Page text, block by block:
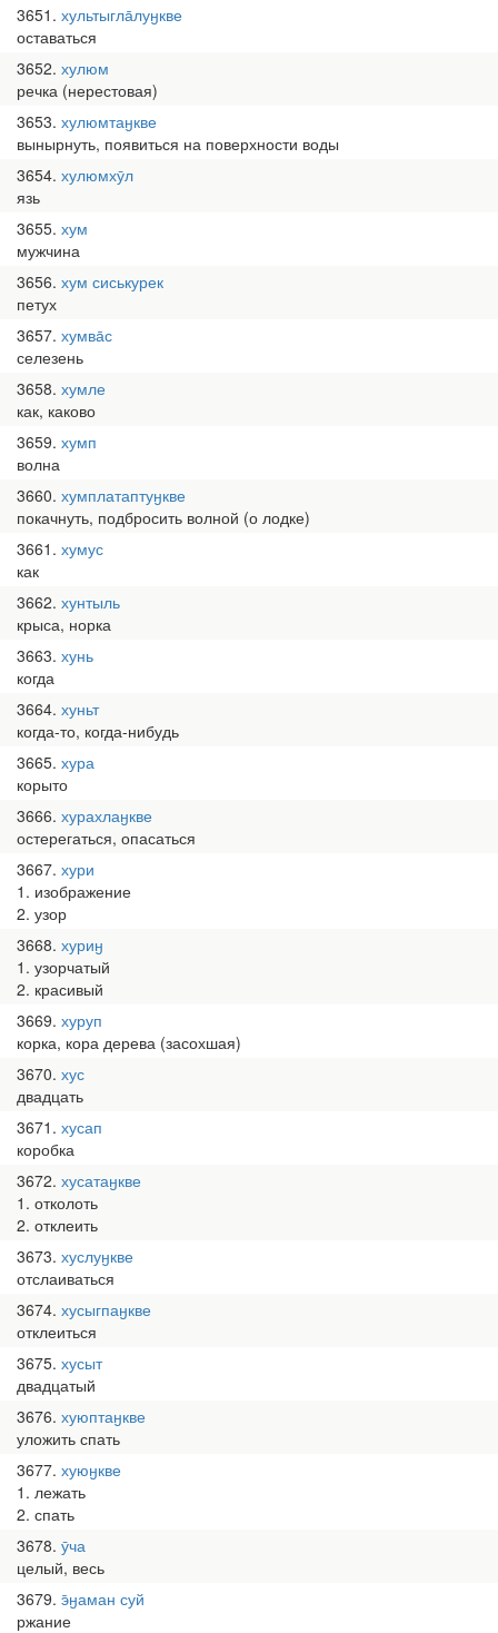
3651 хультыгла̄луӈкве
оставаться
3652 хулюм
речка (нерестовая)
3653 хулюмтаӈкве
вынырнуть, появиться на поверхности воды
3654 хулюмхӯл
язь
3655 хум
мужчина
3656 хум сиськурек
петух
3657 хумва̄с
селезень
3658 хумле
как, каково
3659 хумп
волна
3660 хумплатаптуӈкве
покачнуть, подбросить волной (о лодке)
3661 хумус
как
3662 хунтыль
крыса, норка
3663 хунь
когда
3664 хуньт
когда-то, когда-нибудь
3665 хура
корыто
3666 хурахлаӈкве
остерегаться, опасаться
3667 хури
1. изображение
2. узор
3668 хуриӈ
1. узорчатый
2. красивый
3669 хуруп
корка, кора дерева (засохшая)
3670 хус
двадцать
3671 хусап
коробка
3672 хусатаӈкве
1. отколоть
2. отклеить
3673 хуслуӈкве
отслаиваться
3674 хусыгпаӈкве
отклеиться
3675 хусыт
двадцатый
3676 хуюптаӈкве
уложить спать
3677 хуюӈкве
1. лежать
2. спать
3678 ӯча
целый, весь
3679 э̄ӈаман суй
ржание